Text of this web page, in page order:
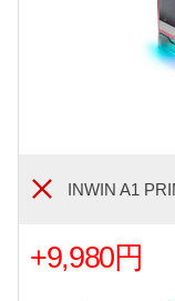
INWIN A1
+9,980円